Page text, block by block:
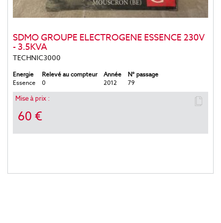
SDMO GROUPE ELECTROGENE ESSENCE 230V
- 3.5KVA
TECHNIC3000
Energie
Essence
Relevé au compteur
0
Année
2012
N° passage
79
Mise à prix :
60 €